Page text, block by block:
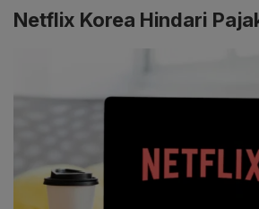
Netflix Korea Hindari